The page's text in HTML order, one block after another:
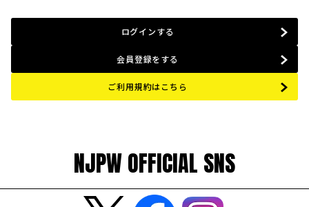
ログインする
会員登録をする
ご利用規約はこちら
NJPW OFFICIAL SNS